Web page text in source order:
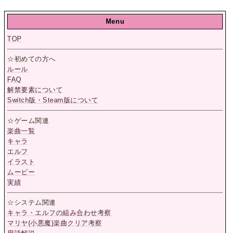
Menu
TOP
☆初めての方へ
ルール
FAQ
解禁要素について
Switch版・Steam版について
☆ゲーム関連
楽曲一覧
キャラ
エルフ
イラスト
ムービー
実績
☆システム関連
キャラ・エルフの組み合わせ考察
マリヤ(小悪魔)楽曲クリア考察